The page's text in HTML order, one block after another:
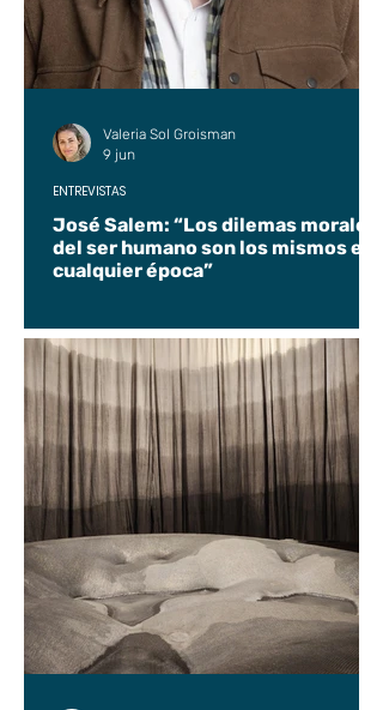
José Salem: “Los dilemas morales
del ser humano son los mismos en
cualquier época”
ENTREVISTAS
Valeria Sol Groisman
9 jun